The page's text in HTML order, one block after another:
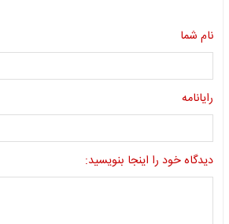
نام شما
رایانامه
دیدگاه خود را اینجا بنویسید: